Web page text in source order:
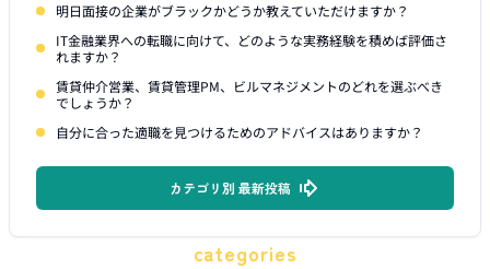
明日面接の企業がブラックかどうか教えていただけますか？
IT金融業界への転職に向けて、どのような実務経験を積めば評価さ
れますか？
賃貸仲介営業、賃貸管理PM、ビルマネジメントのどれを選ぶべき
でしょうか？
自分に合った適職を見つけるためのアドバイスはありますか？
カテゴリ別 最新投稿
categories